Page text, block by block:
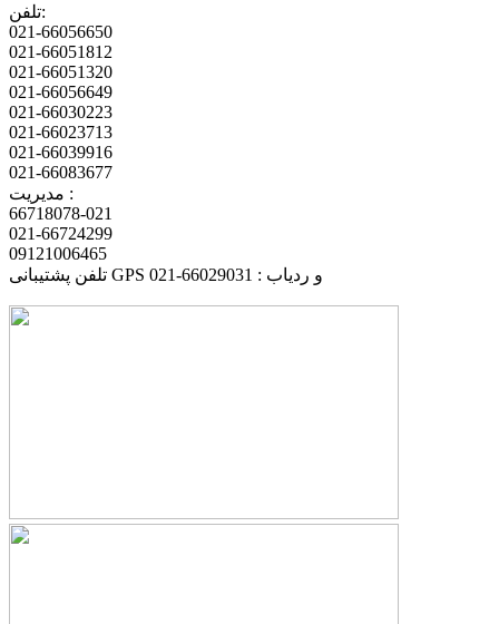
تلفن:
021-66056650
021-66051812
021-66051320
021-66056649
021-66030223
021-66023713
021-66039916
021-66083677
مدیریت :
66718078-021
021-66724299
09121006465
تلفن پشتیبانی GPS و ردیاب : 66029031-021